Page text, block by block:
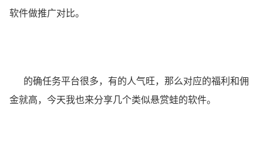
软件做推广对比。
的确任务平台很多，有的人气旺，那么对应的福利和佣
金就高，今天我也来分享几个类似悬赏蛙的软件。